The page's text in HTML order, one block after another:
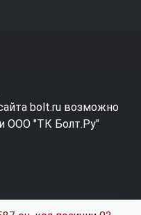
bolt.ru возможно
ООО "ТК Болт.Ру"